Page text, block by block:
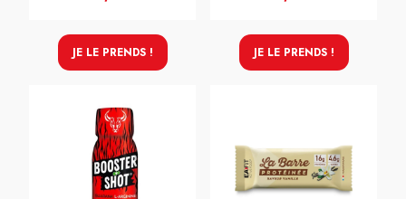
JE LE PRENDS ! JE LE PRENDS !